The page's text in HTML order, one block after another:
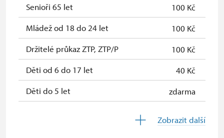
Průkaz zaměstnance NPÚ (+ až 3
rodinní příslušníci)
zdarma
Průkaz Náš člověk*
zdarma
*platí poze pro jednu osobu
(držitele průkazu)
Senioři 65 let
100 Kč
Mládež od 18 do 24 let
100 Kč
Držitelé průkaz ZTP, ZTP/P
100 Kč
Děti od 6 do 17 let
40 Kč
Děti do 5 let
zdarma
Zobrazit další